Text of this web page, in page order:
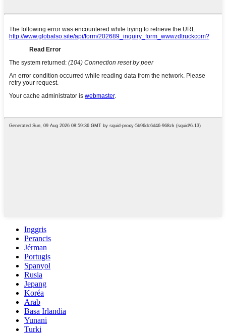
Inggris
Perancis
Jérman
Portugis
Spanyol
Rusia
Jepang
Koréa
Arab
Basa Irlandia
Yunani
Turki